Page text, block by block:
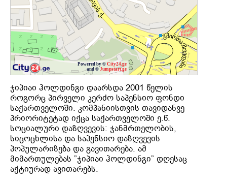
Powered by © City24.ge
and © Jumpstart.ge
ჯიპიაი ჰოლდინგი დაარსდა 2001 წელის
როგორც პირველი კერძო საპენსიო ფონდი
საქართველოში. კომპანიისთვის თავიდანვე
პრიორიტეტად იქცა საქართველოში ე.წ.
სოციალური დაზღვევის: ჯანმრთელობის,
სიცოცხლისა და საპენსიო დაზღვევის
პოპულარიზება და გავითარება. ამ
მიმართულებას ”ჯიპიაი ჰოლდინგი” დღესაც
აქტიურად ავითარებს.